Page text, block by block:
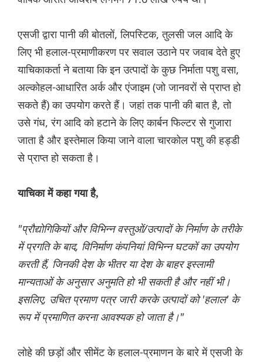
एसजी द्वारा पानी की बोतलों, लिपस्टिक, तुलसी जल आदि के
लिए भी हलाल-प्रमाणीकरण पर सवाल उठाने पर जवाब देते हुए
याचिकाकर्ता ने बताया कि इन उत्पादों के कुछ निर्माता पशु वसा,
अल्कोहल-आधारित अर्क और एंजाइम (जो जानवरों से प्राप्त हो
सकते हैं) का उपयोग करते हैं। जहां तक ​​पानी की बात है, तो
उसे गंध, रंग आदि को हटाने के लिए कार्बन फिल्टर से गुजारा
जाता है और इस्तेमाल किया जाने वाला चारकोल पशु की हड्डी
से प्राप्त हो सकता है।
याचिका में कहा गया है,
"प्रौद्योगिकियों और विभिन्न वस्तुओं/उत्पादों के निर्माण के तरीके
में प्रगति के बाद, विनिर्माण कंपनियां विभिन्न घटकों का उपयोग
करती हैं, जिनकी देश के भीतर या देश के बाहर इस्लामी
मान्यताओं के अनुसार अनुमति हो भी सकती है और नहीं भी।
इसलिए, उचित प्रमाण पत्र जारी करके उत्पादों को 'हलाल' के
रूप में प्रमाणित करना आवश्यक हो जाता है।"
लोहे की छड़ों और सीमेंट के हलाल-प्रमाणन के बारे में एसजी के